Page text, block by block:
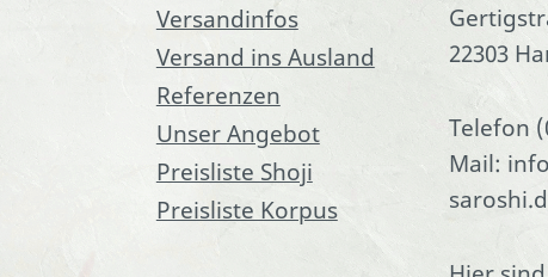
Versandinfos
Versand ins Ausland
Referenzen
Unser Angebot
Preisliste Shoji
Preisliste Korpus
22303
Telefon
Mail: